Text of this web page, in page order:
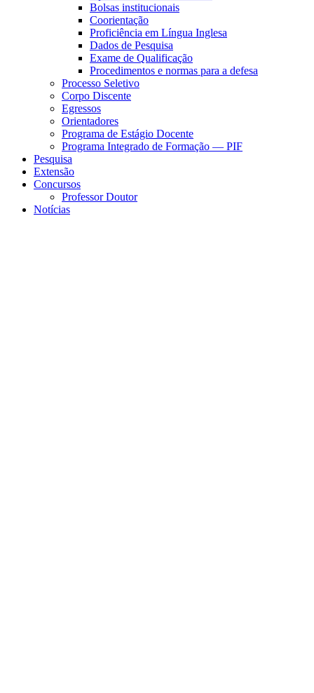
Bolsas institucionais
Coorientação
Proficiência em Língua Inglesa
Dados de Pesquisa
Exame de Qualificação
Procedimentos e normas para a defesa
Processo Seletivo
Corpo Discente
Egressos
Orientadores
Programa de Estágio Docente
Programa Integrado de Formação — PIF
Pesquisa
Extensão
Concursos
Professor Doutor
Notícias